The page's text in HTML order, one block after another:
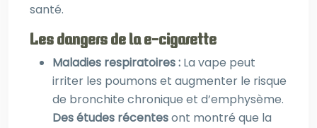
santé.
Les dangers de la e-cigarette
Maladies respiratoires : La vape peut
irriter les poumons et augmenter le risque
de bronchite chronique et d’emphysème.
Des études récentesont montré que la